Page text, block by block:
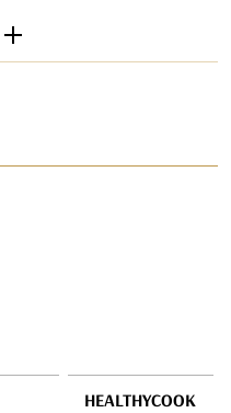
HEALTHYCOOK